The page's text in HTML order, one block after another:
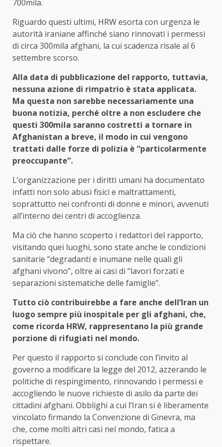
700mila.
Riguardo questi ultimi, HRW esorta con urgenza le
autorità iraniane affinché siano rinnovati i permessi
di circa 300mila afghani, la cui scadenza risale al 6
settembre scorso.
Alla data di pubblicazione del rapporto, tuttavia,
nessuna azione di rimpatrio è stata applicata.
Ma questa non sarebbe necessariamente una
buona notizia, perché oltre a non escludere che
questi 300mila saranno costretti a tornare in
Afghanistan a breve, il modo in cui vengono
trattati dalle forze di polizia è “particolarmente
preoccupante”.
L’organizzazione per i diritti umani ha documentato
infatti non solo abusi fisici e maltrattamenti,
soprattutto nei confronti di donne e minori, avvenuti
all’interno dei centri di accoglienza.
Ma ciò che hanno scoperto i redattori del rapporto,
visitando quei luoghi, sono state anche le condizioni
sanitarie “degradanti e inumane nelle quali gli
afghani vivono”, oltre ai casi di “lavori forzati e
separazioni sistematiche delle famiglie”.
Tutto ciò contribuirebbe a fare anche dell’Iran un
luogo sempre più inospitale per gli afghani, che,
come ricorda HRW, rappresentano la più grande
porzione di rifugiati nel mondo.
Per questo il rapporto si conclude con l’invito al
governo a modificare la legge del 2012, azzerando le
politiche di respingimento, rinnovando i permessi e
accogliendo le nuove richieste di asilo da parte dei
cittadini afghani. Obblighi a cui l’Iran si è liberamente
vincolato firmando la Convenzione di Ginevra, ma
che, come molti altri casi nel mondo, fatica a
rispettare.